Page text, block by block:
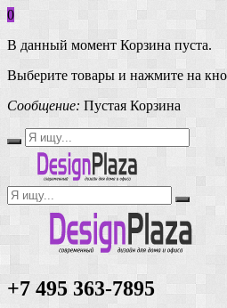
0
В данный момент Корзина пуста.
Выберите товары и нажмите на
Сообщение: Пустая Корзина
+7 495 363-7895